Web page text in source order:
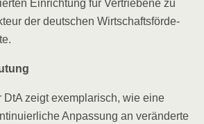
Ein­rich­tung für Ver­trie­be­ne zu
der deut­schen Wirt­schafts­för­de­
DtA zeigt exem­pla­risch, wie eine
Anpas­sung an ver­än­der­te